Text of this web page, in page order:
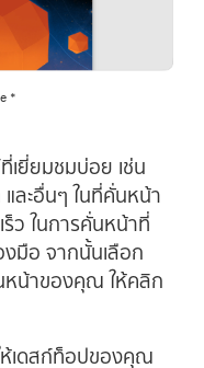
*
เยี่ยมชมบ่อย เช่น
ละอื่นๆ ในที่คั่นหน้า
ร็ว ในการคั่นหน้าที่
งมือ จากนั้นเลือก
หน้าของคุณ ให้คลิก
ห้เดสก์ท็อปของคุณ